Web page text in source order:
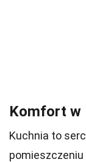
Komfort w
Kuchnia to
pomieszczeniu